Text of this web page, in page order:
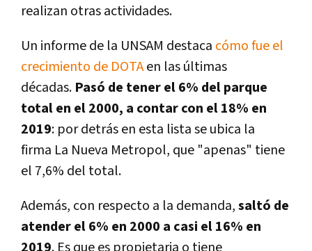
realizan otras actividades.
Un informe de la UNSAM destaca cómo fue el
crecimiento de DOTAen las últimas
décadas. Pasó de tener el 6% del parque
total en el 2000, a contar con el 18% en
2019: por detrás en esta lista se ubica la
firma La Nueva Metropol, que "apenas" tiene
el 7,6% del total.
Además, con respecto a la demanda,saltó de
atender el 6% en 2000 a casi el 16% en